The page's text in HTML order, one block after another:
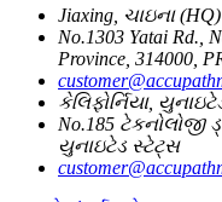
Jiaxing, ચાઇના (HQ)
No.1303 Yatai Rd.,
Province, 314000,
કેલિફોર્નિયા,
No.185 ટેકનોલોજી
યુનાઇટેડ સ્ટેટ્સ